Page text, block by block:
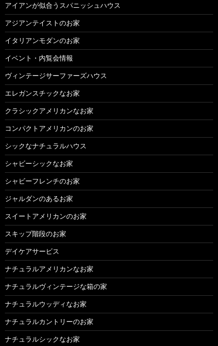
アイアンが似合うスパニッシュハウス
アジアンテイストのお家
イタリアンモダンのお家
イベント・内覧会情報
ヴィンテージサーファーズハウス
エレガンスチックなお家
クラシックアメリカンなお家
コンパクトアメリカンのお家
シックなナチュラルハウス
シャビーシックなお家
シャビーフレンチのお家
ジャルダンのあるお家
スイートアメリカンのお家
スキップ階段のお家
デイケアサービス
ナチュラルアメリカンなお家
ナチュラルヴィンテージな箱の家
ナチュラルウッディなお家
ナチュラルカントリーのお家
ナチュラルシックなお家